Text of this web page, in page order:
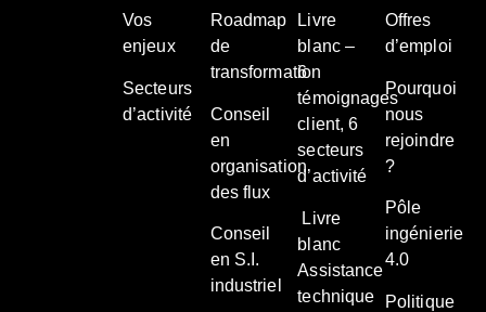
Vos
enjeux
Secteurs
d’activité
Roadmap
de
transformation
Conseil
en
organisation
des flux
Conseil
en S.I.
industriel
Livre
blanc –
6
témoignages
client, 6
secteurs
d’activité
Livre
blanc
Assistance
technique
Offres
d’emploi
Pourquoi
nous
rejoindre
?
Pôle
ingénierie
4.0
Politique